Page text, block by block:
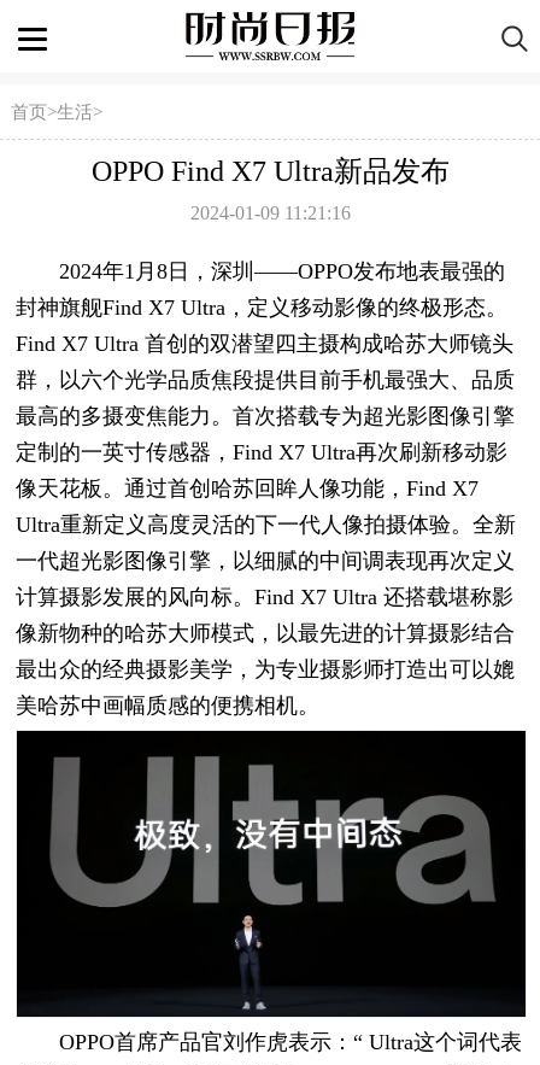
首页>生活>
OPPO Find X7 Ultra新品发布
2024-01-09 11:21:16
2024年1月8日，深圳——OPPO发布地表最强的
封神旗舰Find X7 Ultra，定义移动影像的终极形态。
Find X7 Ultra 首创的双潜望四主摄构成哈苏大师镜头
群，以六个光学品质焦段提供目前手机最强大、品质
最高的多摄变焦能力。首次搭载专为超光影图像引擎
定制的一英寸传感器，Find X7 Ultra再次刷新移动影
像天花板。通过首创哈苏回眸人像功能，Find X7
Ultra重新定义高度灵活的下一代人像拍摄体验。全新
一代超光影图像引擎，以细腻的中间调表现再次定义
计算摄影发展的风向标。Find X7 Ultra 还搭载堪称影
像新物种的哈苏大师模式，以最先进的计算摄影结合
最出众的经典摄影美学，为专业摄影师打造出可以媲
美哈苏中画幅质感的便携相机。
OPPO首席产品官刘作虎表示：“ Ultra这个词代表